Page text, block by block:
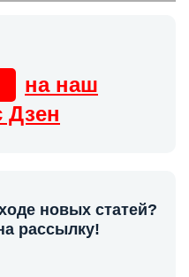
на наш
Дзен
новых статей?
рассылку!